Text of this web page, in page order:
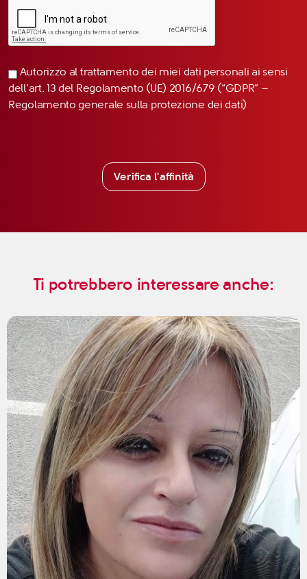
Autorizzo al trattamento dei miei dati personali ai sensi
dell’art. 13 del Regolamento (UE) 2016/679 (“GDPR” –
Regolamento generale sulla protezione dei dati)
Verifica l'affinità
Ti potrebbero interessare anche: